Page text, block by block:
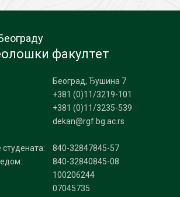
факултет
Београд, Ђушина 7
+381 (0)11/3219-101
+381 (0)11/3235-539
dekan@rgf.bg.ac.rs
840-32847845-57
840-32840845-08
100206244
07045735